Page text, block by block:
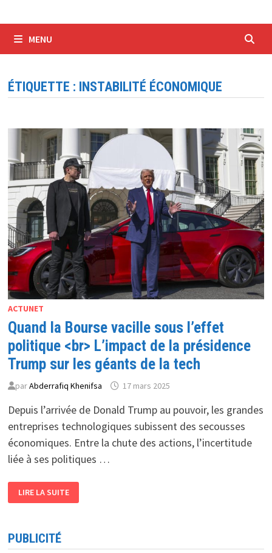
MENU
ÉTIQUETTE : INSTABILITÉ ÉCONOMIQUE
ACTUNET
Quand la Bourse vacille sous l’effet
politique <br> L’impact de la présidence
Trump sur les géants de la tech
parAbderrafiq Khenifsa 17 mars 2025
Depuis l’arrivée de Donald Trump au pouvoir, les grandes
entreprises technologiques subissent des secousses
économiques. Entre la chute des actions, l’incertitude
liée à ses politiques …
LA
BOURSE
POLITIQUE
<BR>
LIRE LA SUITE
PUBLICITÉ